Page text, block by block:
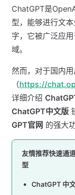
ChatGPT是
型，能够进行文
字，它被广泛应
域。
然而，对于国内
（https://
详细介绍
ChatGPT中文版
GPT官网 的强大
友情推荐快速通
型
ChatGPT 中